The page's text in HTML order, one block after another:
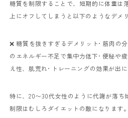
糖質を制限することで、短期的に体重は
上にオフしてしまうと以下のようなデメ
❌ 糖質を抜きすぎるデメリット• 筋肉の
のエネルギー不足で集中力低下• 便秘や
え性、肌荒れ• トレーニングの効果が出
特に、20〜30代女性のように代謝が落ち
制限はむしろダイエットの敵になります。